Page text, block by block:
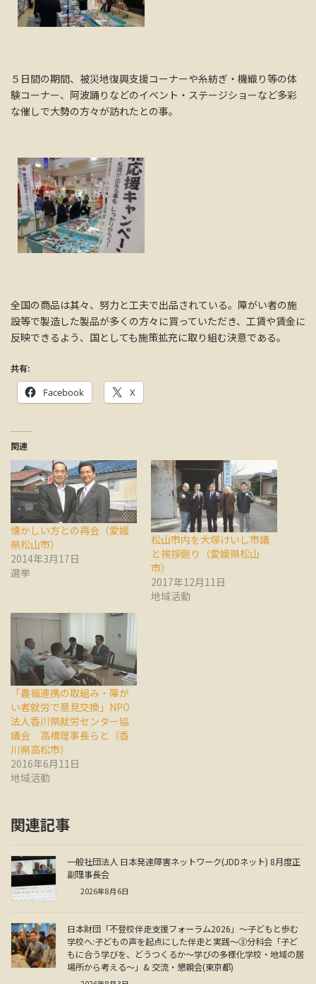
５日間の期間、被災地復興支援コーナーや糸紡ぎ・機織り等の体
験コーナー、阿波踊りなどのイベント・ステージショーなど多彩
な催しで大勢の方々が訪れたとの事。
全国の商品は其々、努力と工夫で出品されている。障がい者の施
設等で製造した製品が多くの方々に買っていただき、工賃や賃金に
反映できるよう、国としても施策拡充に取り組む決意である。
共有:
Facebook X
関連
懐かしい方との再会（愛媛
県松山市）
2014年3月17日
選挙
松山市内を大塚けいし市議
と挨拶廻り（愛媛県松山
市）
2017年12月11日
地域活動
「農福連携の取組み・障が
い者就労で意見交換」NPO
法人香川県就労センター協
議会 高橋理事長らと（香
川県高松市）
2016年6月11日
地域活動
関連記事
一般社団法人 日本発達障害ネットワーク(JDDネット) 8月度正
副理事長会
2026年8月6日
日本財団「不登校伴走支援フォーラム2026」～子どもと歩む
学校へ:子どもの声を起点にした伴走と実践～③分科会「子ど
もに合う学びを、どうつくるか～学びの多様化学校・地域の居
場所から考える～」& 交流・懇親会(東京都)